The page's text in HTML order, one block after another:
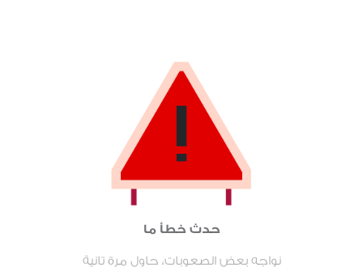
حدث خطأ ما
نواجه بعض الصعوبات، حاول مرة تانية